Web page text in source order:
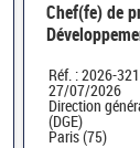
Chef(fe) de
SI-SDTME-
Réf. : 2026-
27/07/2026
Direction
(DGE)
Paris (75)